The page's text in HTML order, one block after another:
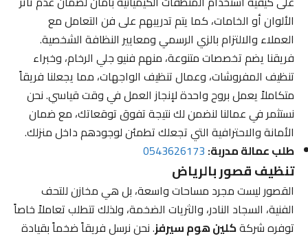
الألوان أو الخامات، كما يتم تدريبهم على فن التعامل مع
العملاء والالتزام بالزي الرسمي ومعايير النظافة الشخصية.
فريقنا يضم تخصصات متنوعة، منهم فنيو جلي الرخام، وخبراء
تنظيف المفروشات، وعمال تنظيف الواجهات، مما يجعلنا فريقاً
متكاملاً يعمل بروح واحدة لإنجاز العمل في وقت قياسي. نحن
نستثمر في عمالنا لنضمن لك نتيجة تفوق توقعاتك، مع ضمان
الأمانة والاحترافية التي تجعلك تطمئن لوجودهم داخل منزلك.
طلب عمالة مدربة:0543626173
تنظيف قصور بالرياض
القصور ليست مجرد مساحات واسعة، بل هي مخازن للتحف
الفنية، السجاد النادر، والثريات الضخمة، ولذلك تتطلب تعاملاً خاصاً
توفره شركةكلين هوم سيرفز. نحن نرسل فريقاً ضخماً بقيادة